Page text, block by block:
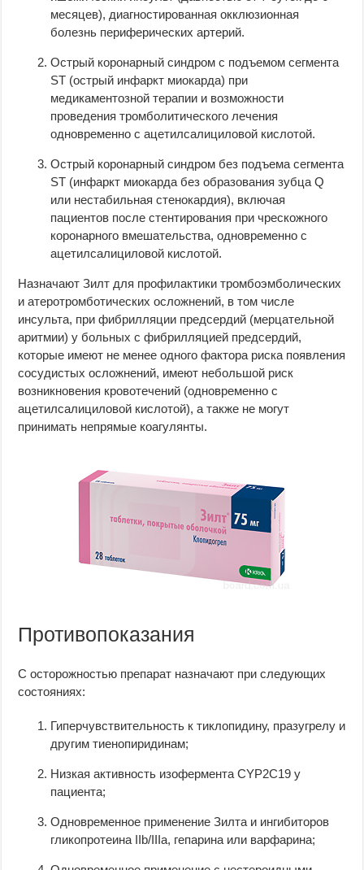
месяцев), диагностированная окклюзионная
болезнь периферических артерий.
Острый коронарный синдром с подъемом сегмента
ST (острый инфаркт миокарда) при
медикаментозной терапии и возможности
проведения тромболитического лечения
одновременно с ацетилсалициловой кислотой.
Острый коронарный синдром без подъема сегмента
ST (инфаркт миокарда без образования зубца Q
или нестабильная стенокардия), включая
пациентов после стентирования при чрескожного
коронарного вмешательства, одновременно с
ацетилсалициловой кислотой.
Назначают Зилт для профилактики тромбоэмболических
и атеротромботических осложнений, в том числе
инсульта, при фибрилляции предсердий (мерцательной
аритмии) у больных с фибрилляцией предсердий,
которые имеют не менее одного фактора риска появления
сосудистых осложнений, имеют небольшой риск
возникновения кровотечений (одновременно с
ацетилсалициловой кислотой), а также не могут
принимать непрямые коагулянты.
Противопоказания
С осторожностью препарат назначают при следующих
состояниях:
Гиперчувствительность к тиклопидину, празугрелу и
другим тиенопиридинам;
Низкая активность изофермента CYP2C19 у
пациента;
Одновременное применение Зилта и ингибиторов
гликопротеина IIb/IIIа, гепарина или варфарина;